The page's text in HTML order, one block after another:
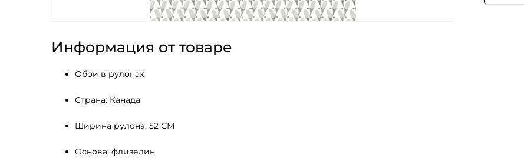
Информация от товаре
Обои в рулонах
Страна: Канада
Ширина рулона: 52 СМ
Основа: флизелин